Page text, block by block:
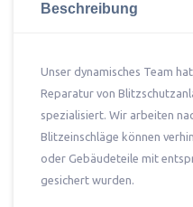
Beschreibung
Unser dynamisches Team
Reparatur von
spezialisiert. Wir arbeiten
Blitzeinschläge können
oder Gebäudeteile mit
gesichert wurden.